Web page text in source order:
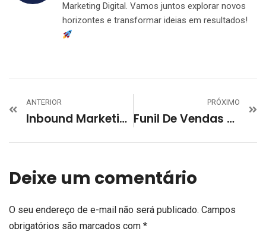
Marketing Digital. Vamos juntos explorar novos
horizontes e transformar ideias em resultados!
ANTERIOR
Inbound Marketing: Guia Completo Para O Sucesso
PRÓXIMO
Funil De Vendas Em Y: Descubra Como Otimizar Suas Conversões
Deixe um comentário
O seu endereço de e-mail não será publicado. Campos
obrigatórios são marcados com *